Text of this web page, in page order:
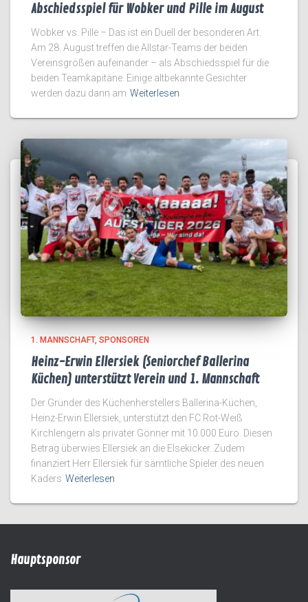
Abschiedsspiel für Wobker und Pille im August
Wobker vs. Pille – Das ist ein Duell der besonderen Art.
Am 28. August treffen die Allstar-Teams der beiden
Vereinsgrößen aufeinander – als Abschiedsspiel für die
beiden Teamkapitäne. Einige altbekannte Gesichter
werden dazu dann am Weiterlesen
1. MANNSCHAFT SPONSOREN
Heinz-Erwin Ellersiek (Seniorchef Ballerina
Küchen) unterstützt Verein und 1. Mannschaft
Der Gründer des Küchenherstellers Ballerina-Küchen,
Heinz-Erwin Ellersiek, unterstützt den FC Rot-Weiß
Kirchlengern als privater Gönner mit 10.000 Euro. Diesen
Betrag überwies Ellersiek an die Elsekicker. Zudem
finanziert Herr Ellersiek für sämtliche Spieler des neuen
Kaders Weiterlesen
Hauptsponsor